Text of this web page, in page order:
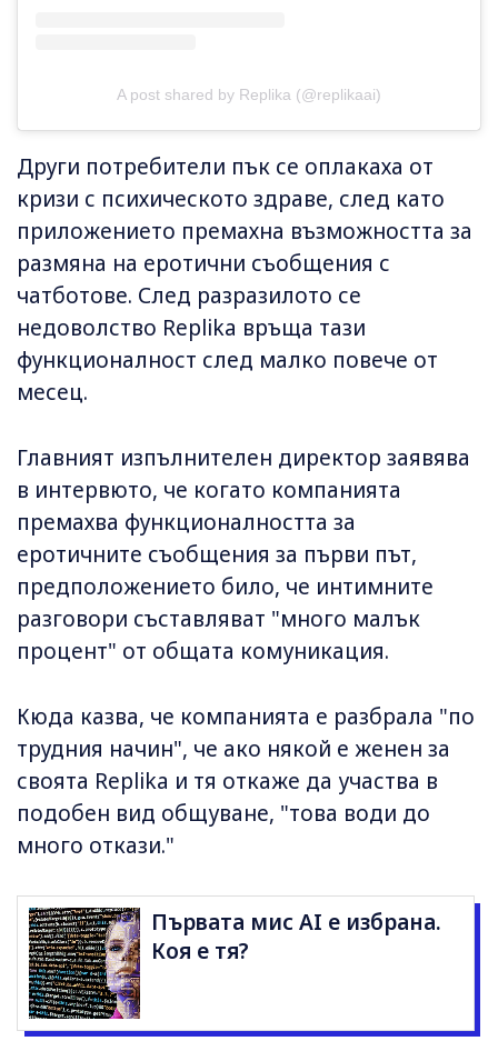
A post shared by Replika (@replikaai)
Други потребители пък се оплакаха от
кризи с психическото здраве, след като
приложението премахна възможността за
размяна на еротични съобщения с
чатботове. След разразилото се
недоволство Replika връща тази
функционалност след малко повече от
месец.
Главният изпълнителен директор заявява
в интервюто, че когато компанията
премахва функционалността за
еротичните съобщения за първи път,
предположението било, че интимните
разговори съставляват "много малък
процент" от общата комуникация.
Кюда казва, че компанията е разбрала "по
трудния начин", че ако някой е женен за
своята Replika и тя откаже да участва в
подобен вид общуване, "това води до
много откази."
Първата мис AI е избрана.
Коя е тя?